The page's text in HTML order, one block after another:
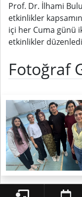
Prof. Dr. İlhami
etkinlikler
içi her Cuma günü
etkinlikler
Fotoğraf